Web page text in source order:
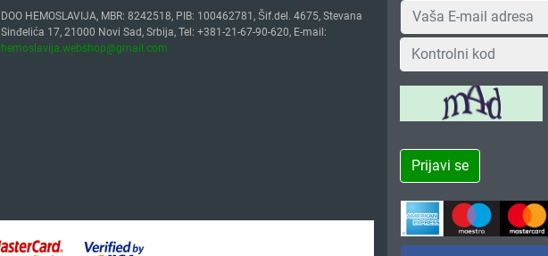
DOO HEMOSLAVIJA, MBR: 8242518, PIB: 100462781, Šif.del. 4675, Stevana
Sinđelića 17, 21000 Novi Sad, Srbija, Tel: +381-21-67-90-620, E-mail:
hemoslavija.webshop@gmail.com
Prijavi se